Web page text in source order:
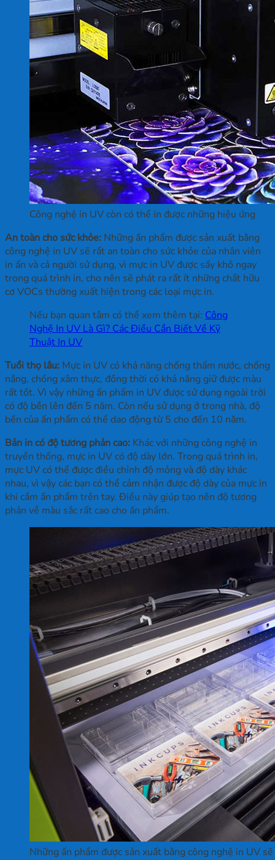
Công nghệ in UV còn có thể in được những hiệu ứng
An toàn cho sức khỏe: Những ấn phẩm được sản xuất bằng
công nghệ in UV sẽ rất an toàn cho sức khỏe của nhân viên
in ấn và cả người sử dụng, vì mực in UV được sấy khô ngay
trong quá trình in, cho nên sẽ phát ra rất ít những chất hữu
cơ VOCs thường xuất hiện trong các loại mực in.
Nếu bạn quan tâm có thể xem thêm tại: Công
Nghệ In UV Là Gì? Các Điều Cần Biết Về Kỹ
Thuật In UV
Tuổi thọ lâu: Mực in UV có khả năng chống thấm nước, chống
nắng, chống xâm thực, đồng thời có khả năng giữ được màu
rất tốt. Vì vậy những ấn phẩm in UV được sử dụng ngoài trời
có độ bền lên đến 5 năm. Còn nếu sử dụng ở trong nhà, độ
bền của ấn phẩm có thể dao động từ 5 cho đến 10 năm.
Bản in có độ tương phản cao: Khác với những công nghệ in
truyền thống, mực in UV có độ dày lớn. Trong quá trình in,
mực UV có thể được điều chỉnh độ mỏng và độ dày khác
nhau, vì vậy các bạn có thể cảm nhận được độ dày của mực in
khi cầm ấn phẩm trên tay. Điều này giúp tạo nên độ tương
phản về màu sắc rất cao cho ấn phẩm.
Những ấn phẩm được sản xuất bằng công nghệ in UV